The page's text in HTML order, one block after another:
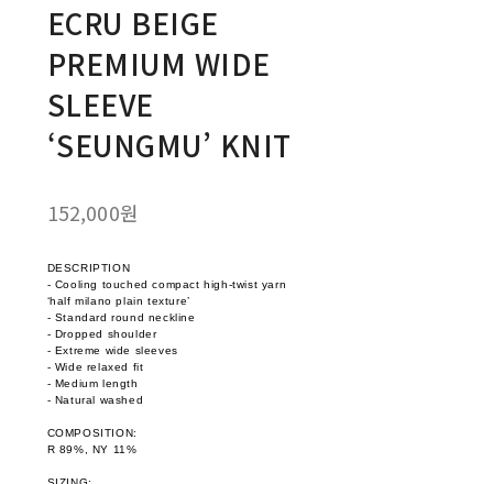
ECRU BEIGE
PREMIUM WIDE
SLEEVE
‘SEUNGMU’ KNIT
152,000원
DESCRIPTION
- Cooling touched compact high-twist yarn
‘half milano plain texture’
- Standard round neckline
- Dropped shoulder
- Extreme wide sleeves
- Wide relaxed fit
- Medium length
- Natural washed
COMPOSITION:
R 89%, NY 11%